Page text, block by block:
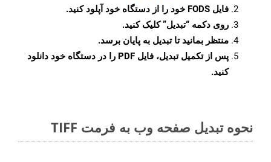
فایل FODS خود را از دستگاه خود آپلود کنید.
روی دکمه “تبدیل”کلیک کنید.
منتظر بمانید تا تبدیل به پایان برسد.
پس از تکمیل تبدیل، فایل PDF را در دستگاه خود دانلود
کنید.
نحوه تبدیل صفحه وب به فرمت TIFF